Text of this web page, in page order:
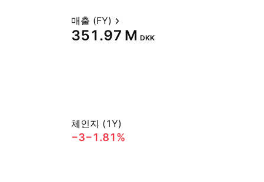
매출 (FY)
‪351.97 M‬ DKK
체인지 (1Y)
−3−1.81%